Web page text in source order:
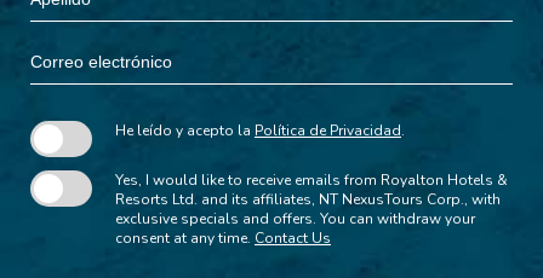
Correo
electrónico
He leído y acepto la Política de Privacidad.
Yes, I would like to receive emails from Royalton Hotels &
Resorts Ltd. and its affiliates, NT NexusTours Corp., with
exclusive specials and offers. You can withdraw your
consent at any time. Contact Us